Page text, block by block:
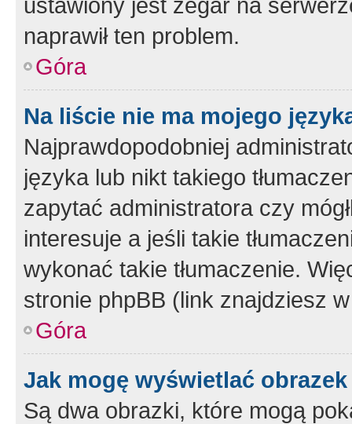
naprawił ten problem.
Góra
Na liście nie ma mojego
Najprawdopodobniej
języka lub nikt takiego
zapytać administratora czy
interesuje a jeśli takie
wykonać takie tłumaczenie.
stronie phpBB (link znajdziesz
Góra
Jak mogę wyświetlać
Są dwa obrazki, które mogą